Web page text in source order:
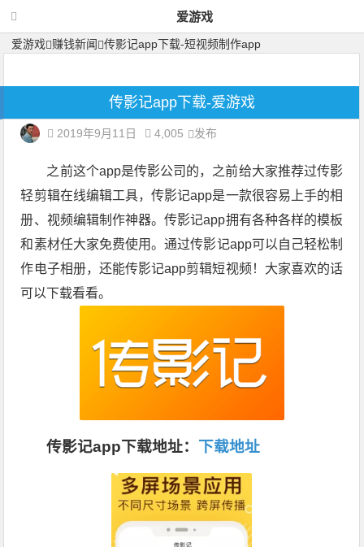
爱游戏
爱游戏 赚钱新闻 传影记app下载-短视频制作app
传影记app下载-爱游戏
2019年9月11日 4,005 发布
之前这个app是传影公司的，之前给大家推荐过传影
轻剪辑在线编辑工具，传影记app是一款很容易上手的相
册、视频编辑制作神器。传影记app拥有各种各样的模板
和素材任大家免费使用。通过传影记app可以自己轻松制
作电子相册，还能传影记app剪辑短视频！大家喜欢的话
可以下载看看。
传影记app下载地址： 下载地址